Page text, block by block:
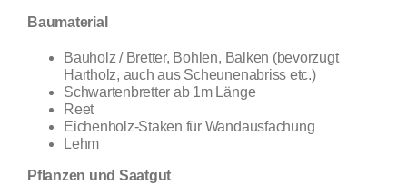
Baumaterial
Bauholz / Bretter, Bohlen, Balken (bevorzugt
Hartholz, auch aus Scheunenabriss etc.)
Schwartenbretter ab 1m Länge
Reet
Eichenholz-Staken für Wandausfachung
Lehm
Pflanzen und Saatgut